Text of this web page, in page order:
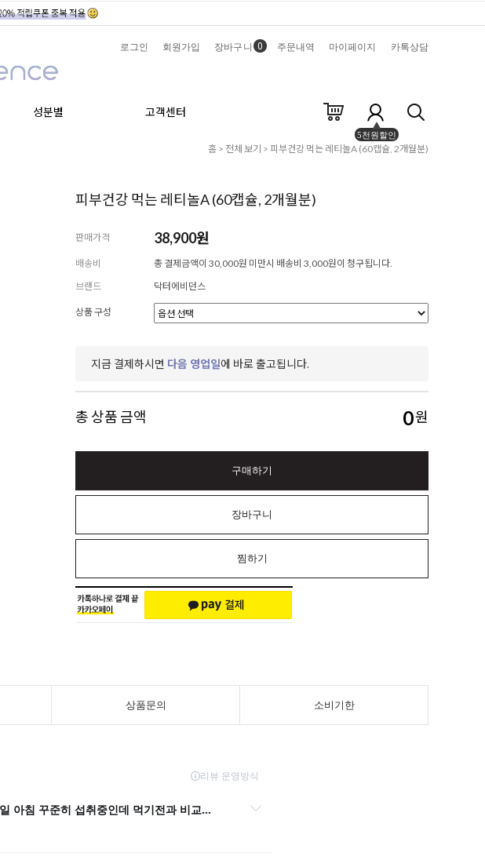
로그인 회원가입 장바구니 0 주문내역 마이페이지 카톡상담
성분별 고객센터
5천원할인
홈 > 전체 보기 > 피부건강 먹는 레티놀A (60캡슐, 2개월분)
피부건강 먹는 레티놀A (60캡슐, 2개월분)
판매가격 38,900원
배송비
총 결제금액이 30,000원 미만시 배송비 3,000원이 청구됩니다.
브랜드
닥터에비던스
상품 구성
지금 결제하시면 다음 영업일에 바로 출고됩니다.
총 상품 금액 0원
구매하기
장바구니
찜하기
상품문의 소비기한